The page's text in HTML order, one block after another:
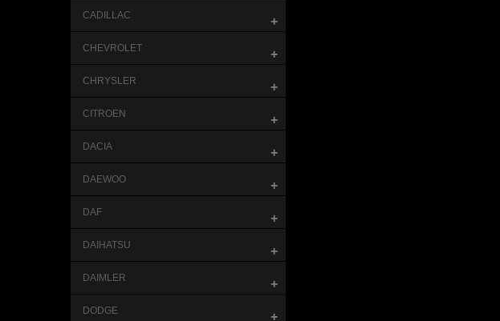
CADILLAC +
CHEVROLET +
CHRYSLER +
CITROEN +
DACIA +
DAEWOO +
DAF +
DAIHATSU +
DAIMLER +
DODGE +